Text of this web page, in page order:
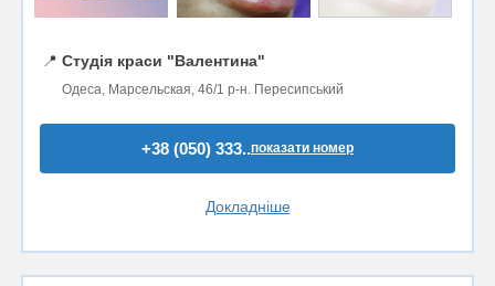
📍 Студія краси "Валентина"
Одеса, Марсельская, 46/1 р-н. Пересипський
+38 (050) 333..показати номер
Докладніше